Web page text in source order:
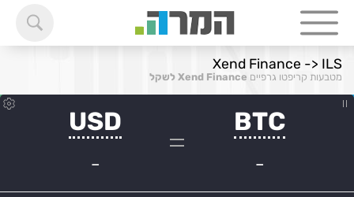
Xend Finance -> ILS
מטבעות קריפטו גרפיים Xend Finance לשקל